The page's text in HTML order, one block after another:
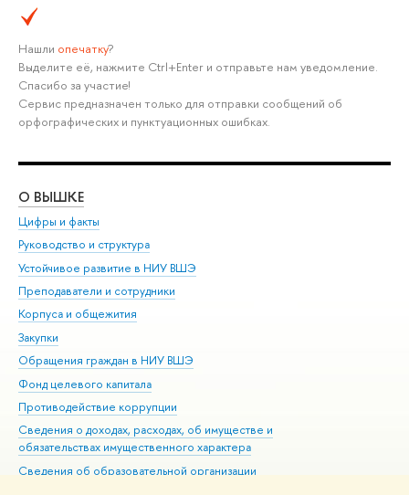
Нашли опечатку?
Выделите её, нажмите Ctrl+Enter и отправьте нам уведомление.
Спасибо за участие!
Сервис предназначен только для отправки сообщений об
орфографических и пунктуационных ошибках.
О ВЫШКЕ
Цифры и факты
Руководство и структура
Устойчивое развитие в НИУ ВШЭ
Преподаватели и сотрудники
Корпуса и общежития
Закупки
Обращения граждан в НИУ ВШЭ
Фонд целевого капитала
Противодействие коррупции
Сведения о доходах, расходах, об имуществе и
обязательствах имущественного характера
Сведения об образовательной организации